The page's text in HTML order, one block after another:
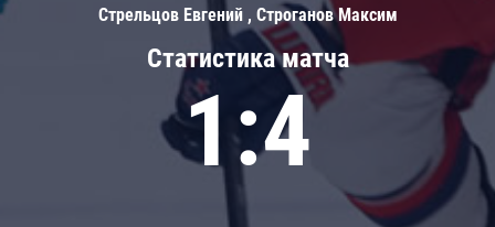
Статистика матча
1:4
Стрельцов Евгений , Строганов Максим